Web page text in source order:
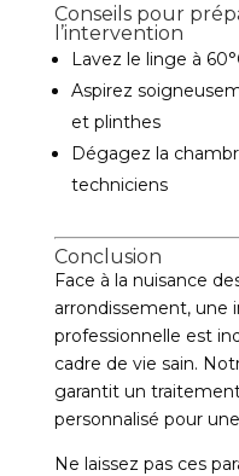
Conseils pour
l’intervention
Lavez le linge à
Aspirez
et plinthes
Dégagez la
techniciens
Conclusion
Face à la nuisance
arrondissement, une
professionnelle est
cadre de vie sain.
garantit un
personnalisé pour
Ne laissez pas ces